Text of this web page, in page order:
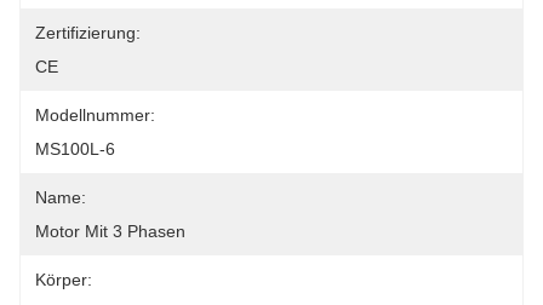
Zertifizierung:
CE
Modellnummer:
MS100L-6
Name:
Motor Mit 3 Phasen
Körper: